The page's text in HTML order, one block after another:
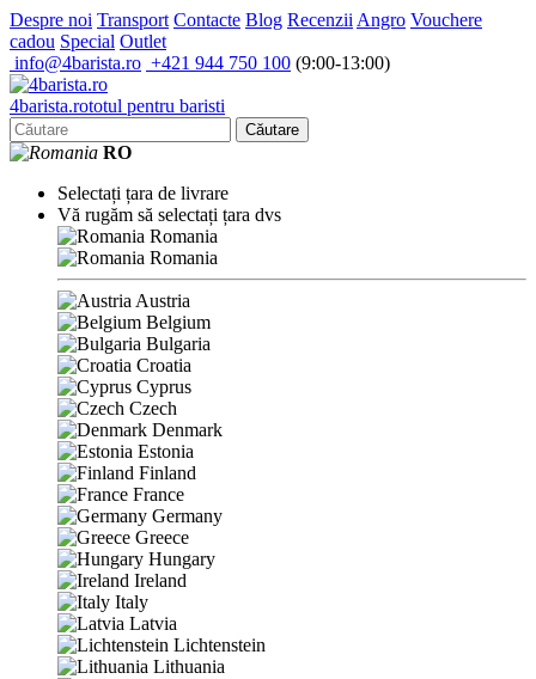
Despre noi Transport Contacte Blog Recenzii Angro Vouchere
cadou Special Outlet
info@4barista.ro +421 944 750 100 (9:00-13:00)
4barista.rototul pentru baristi
Căutare
RO
Selectați țara de livrare
Vă rugăm să selectați țara dvs
Romania
Romania
Austria
Belgium
Bulgaria
Croatia
Cyprus
Czech
Denmark
Estonia
Finland
France
Germany
Greece
Hungary
Ireland
Italy
Latvia
Lichtenstein
Lithuania